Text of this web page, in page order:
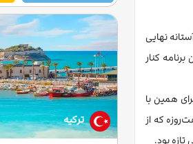
نهایی
کنار
همین با
که از
بود.
ترکیه